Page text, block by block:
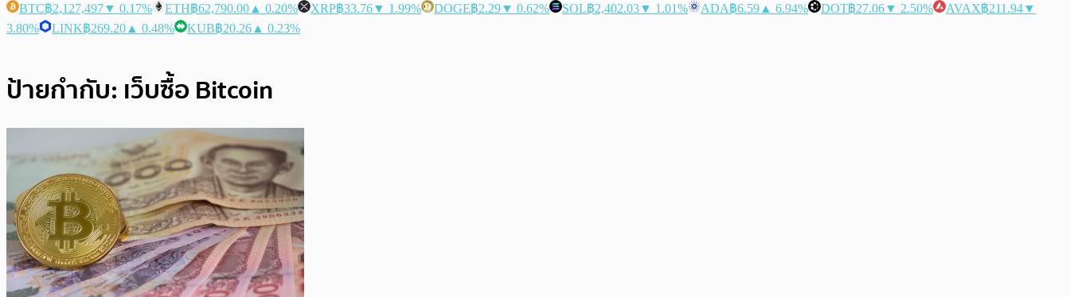
BTC฿2,127,497▼ 0.17% ETH฿62,790.00 ▲ 0.20% XRP฿33.76▼ 1.99% DOGE฿2.29▼ 0.62% SOL฿2,402.03▼ 1.01% ADA฿6.59 ▲ 6.94% DOT฿27.06▼ 2.50% AVAX฿211.94▼
3.80%
LINK฿269.20 ▲ 0.48% KUB฿20.26 ▲ 0.23%
ป้ายกำกับ: เว็บซื้อ Bitcoin